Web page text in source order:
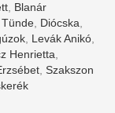
, Blanár
, Diócska,
, Levák Anikó,
Henrietta,
, Szakszon